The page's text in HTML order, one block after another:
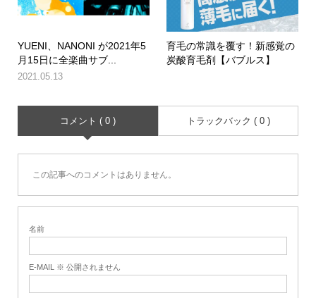
YUENI、NANONI が2021年5
月15日に全楽曲サブ...
2021.05.13
育毛の常識を覆す！新感覚の
炭酸育毛剤【バブルス】
コメント ( 0 ) トラックバック ( 0 )
この記事へのコメントはありません。
名前
E-MAIL ※ 公開されません